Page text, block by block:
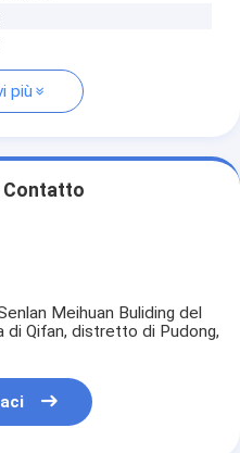
più
Contatto
Meihuan Buliding del
di Qifan, distretto di Pudong,